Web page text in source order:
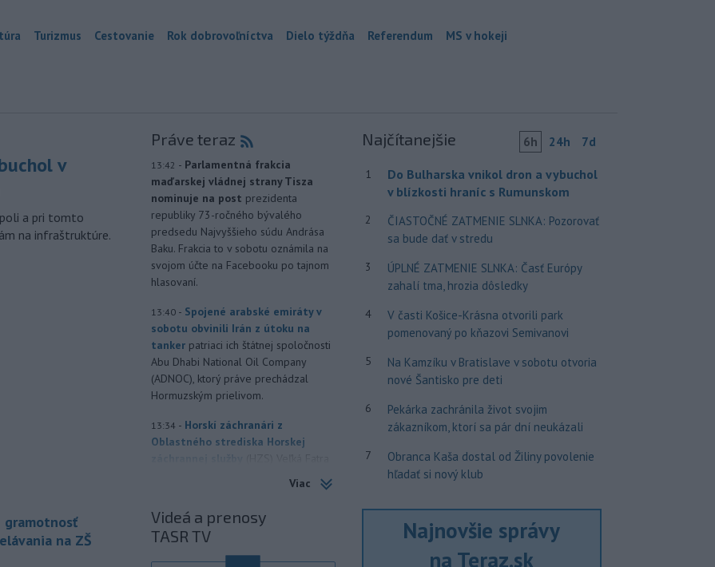
Turizmus Cestovanie Rok dobrovoľníctva Dielo týždňa Referendum MS v hokeji
v
a pri tomto
na infraštruktúre.
gramotnosť
na ZŠ
Práve teraz
13:42 - Parlamentná frakcia
maďarskej vládnej strany Tisza
nominuje na post prezidenta
republiky 73-ročného bývalého
predsedu Najvyššieho súdu Andrása
Baku. Frakcia to v sobotu oznámila na
svojom účte na Facebooku po tajnom
hlasovaní.
13:40 - Spojené arabské emiráty v
sobotu obvinili Irán z útoku na
tanker patriaci ich štátnej spoločnosti
Abu Dhabi National Oil Company
(ADNOC), ktorý práve prechádzal
Hormuzským prielivom.
13:34 - Horskí záchranári z
Oblastného strediska Horskej
ročnej turistke v Rybovskom sedle.
Zranila si členok.
12:36 - Polícia v piatok (7. 8.)
vypátrala dvoch 17-ročných
Viac
Videá a prenosy
TASR TV
Najčítanejšie 6h 24h 7d
1
Do Bulharska vnikol dron a vybuchol
v blízkosti hraníc s Rumunskom
2
ČIASTOČNÉ ZATMENIE SLNKA: Pozorovať
sa bude dať v stredu
3
ÚPLNÉ ZATMENIE SLNKA: Časť Európy
zahalí tma, hrozia dôsledky
4
V časti Košice-Krásna otvorili park
pomenovaný po kňazovi Semivanovi
5
Na Kamzíku v Bratislave v sobotu otvoria
nové Šantisko pre deti
6
Pekárka zachránila život svojim
zákazníkom, ktorí sa pár dní neukázali
7
Obranca Kaša dostal od Žiliny povolenie
hľadať si nový klub
Najnovšie správy
na Teraz.sk